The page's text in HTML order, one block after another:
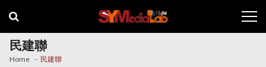
navigation
content
民建聯
Home 民建聯